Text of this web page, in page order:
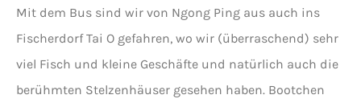
Mit dem Bus sind wir von Ngong Ping aus auch ins
Fischerdorf Tai O gefahren, wo wir (überraschend) sehr
viel Fisch und kleine Geschäfte und natürlich auch die
berühmten Stelzenhäuser gesehen haben. Bootchen